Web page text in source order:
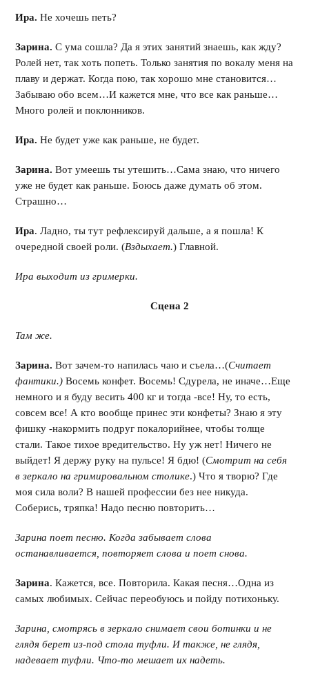
Ира. Не хочешь петь?
Зарина. С ума сошла? Да я этих занятий знаешь, как жду?
Ролей нет, так хоть попеть. Только занятия по вокалу меня на
плаву и держат. Когда пою, так хорошо мне становится…
Забываю обо всем…И кажется мне, что все как раньше…
Много ролей и поклонников.
Ира. Не будет уже как раньше, не будет.
Зарина. Вот умеешь ты утешить…Сама знаю, что ничего
уже не будет как раньше. Боюсь даже думать об этом.
Страшно…
Ира. Ладно, ты тут рефлексируй дальше, а я пошла! К
очередной своей роли. (Вздыхает.) Главной.
Ира выходит из гримерки.
Сцена 2
Там же.
Зарина. Вот зачем-то напилась чаю и съела…(Считает
фантики.) Восемь конфет. Восемь! Сдурела, не иначе…Еще
немного и я буду весить 400 кг и тогда -все! Ну, то есть,
совсем все! А кто вообще принес эти конфеты? Знаю я эту
фишку -накормить подруг покалорийнее, чтобы толще
стали. Такое тихое вредительство. Ну уж нет! Ничего не
выйдет! Я держу руку на пульсе! Я бдю! (Смотрит на себя
в зеркало на гримировальном столике.) Что я творю? Где
моя сила воли? В нашей профессии без нее никуда.
Соберись, тряпка! Надо песню повторить…
Зарина поет песню. Когда забывает слова
останавливается, повторяет слова и поет снова.
Зарина. Кажется, все. Повторила. Какая песня…Одна из
самых любимых. Сейчас переобуюсь и пойду потихоньку.
Зарина, смотрясь в зеркало снимает свои ботинки и не
глядя берет из-под стола туфли. И также, не глядя,
надевает туфли. Что-то мешает их надеть.